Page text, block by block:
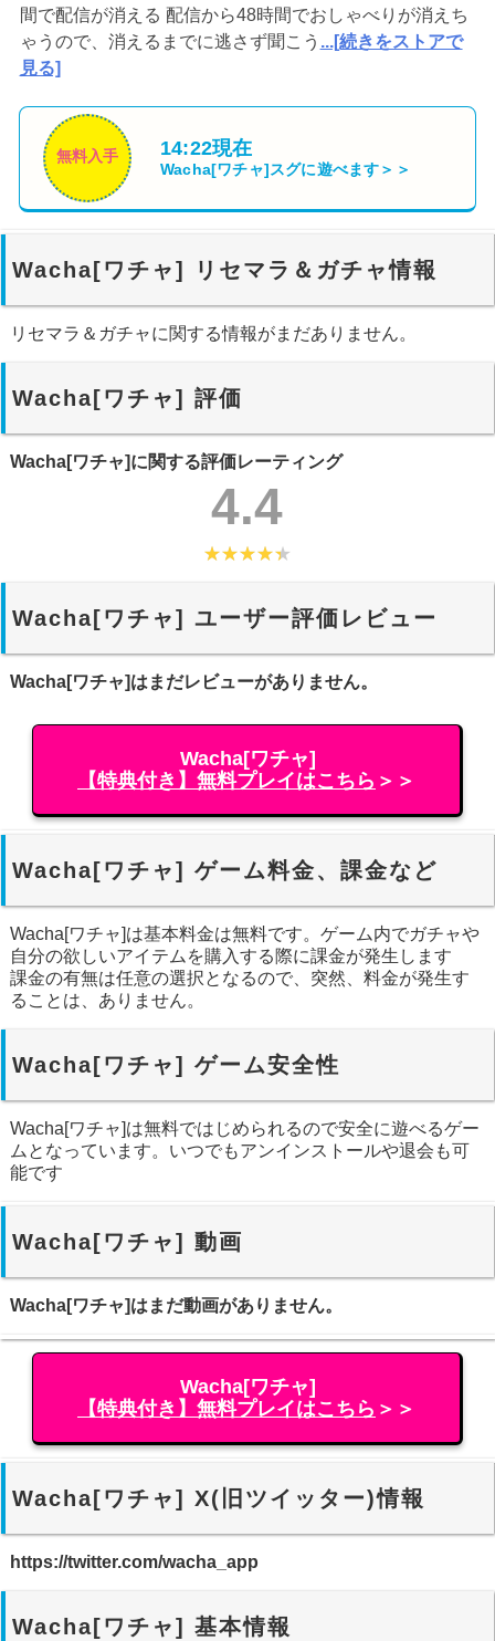
間で配信が消える 配信から48時間でおしゃべりが消えち
ゃうので、消えるまでに逃さず聞こう ...[続きをストアで
見る]
無料入手 14:22現在
Wacha[ワチャ]スグに遊べます＞＞
Wacha[ワチャ] リセマラ＆ガチャ情報
リセマラ＆ガチャに関する情報がまだありません。
Wacha[ワチャ] 評価
Wacha[ワチャ]に関する評価レーティング
4.4
Wacha[ワチャ] ユーザー評価レビュー
Wacha[ワチャ]はまだレビューがありません。
Wacha[ワチャ]
【特典付き】無料プレイはこちら ＞＞
Wacha[ワチャ] ゲーム料金、課金など
Wacha[ワチャ]は基本料金は無料です。ゲーム内でガチャや
自分の欲しいアイテムを購入する際に課金が発生します
課金の有無は任意の選択となるので、突然、料金が発生す
ることは、ありません。
Wacha[ワチャ] ゲーム安全性
Wacha[ワチャ]は無料ではじめられるので安全に遊べるゲー
ムとなっています。いつでもアンインストールや退会も可
能です
Wacha[ワチャ] 動画
Wacha[ワチャ]はまだ動画がありません。
Wacha[ワチャ]
【特典付き】無料プレイはこちら ＞＞
Wacha[ワチャ] X(旧ツイッター)情報
https://twitter.com/wacha_app
Wacha[ワチャ] 基本情報